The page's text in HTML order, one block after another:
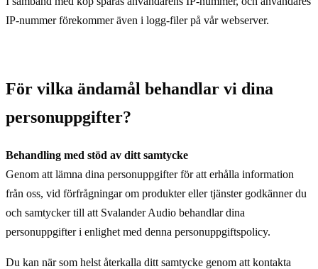
IP-nummer förekommer även i logg-filer på vår webserver.
För vilka ändamål behandlar vi dina
personuppgifter?
Behandling med stöd av ditt samtycke
Genom att lämna dina personuppgifter för att erhålla information
från oss, vid förfrågningar om produkter eller tjänster godkänner du
och samtycker till att Svalander Audio behandlar dina
personuppgifter i enlighet med denna personuppgiftspolicy.
Du kan när som helst återkalla ditt samtycke genom att kontakta